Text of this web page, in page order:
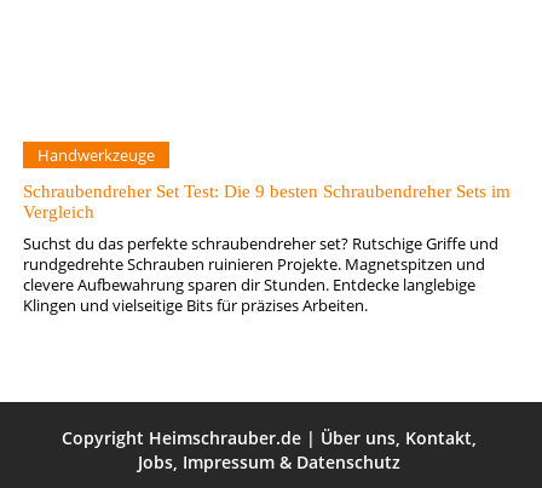
Handwerkzeuge
Schraubendreher Set Test: Die 9 besten Schraubendreher Sets im
Vergleich
Suchst du das perfekte schraubendreher set? Rutschige Griffe und
rundgedrehte Schrauben ruinieren Projekte. Magnetspitzen und
clevere Aufbewahrung sparen dir Stunden. Entdecke langlebige
Klingen und vielseitige Bits für präzises Arbeiten.
Copyright Heimschrauber.de | Über uns, Kontakt,
Jobs, Impressum & Datenschutz